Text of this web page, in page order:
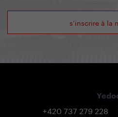
s’inscrire à la
+420 737 279 228